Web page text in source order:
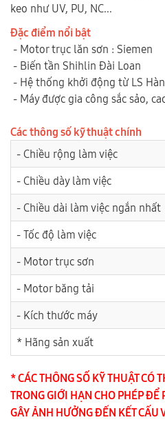
keo như UV, PU, NC...
Đặc điểm nổi bật
- Motor trục lăn sơn : Siemen
- Biến tần Shihlin Đài Loan
- Hệ thống khởi động từ LS
- Máy được gia công sắc sảo,
Các thông số kỹ thuật chính
- Chiều rộng làm việc
- Chiều dày làm việc
- Chiều dài làm việc ngắn nhất
- Tốc độ làm việc
- Motor trục sơn
- Motor băng tải
- Kích thước máy
* Hãng sản xuất
* CÁC THÔNG SỐ KỸ THUẬT CÓ
TRONG GIỚI HẠN CHO PHÉP
GÂY ẢNH HƯỞNG ĐẾN KẾT CẤU